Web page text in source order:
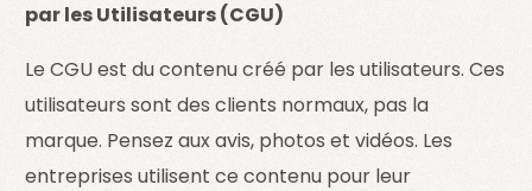
par les Utilisateurs (CGU)
Le CGU est du contenu créé par les utilisateurs. Ces
utilisateurs sont des clients normaux, pas la
marque. Pensez aux avis, photos et vidéos. Les
entreprises utilisent ce contenu pour leur